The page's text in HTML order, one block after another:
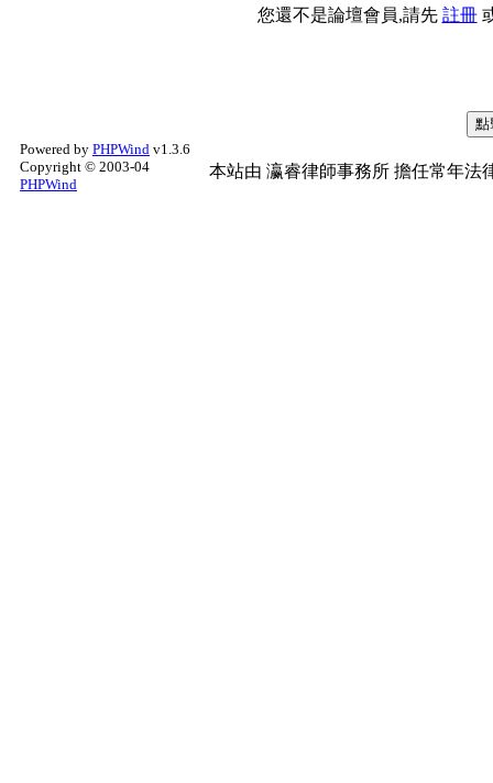
您還不是論壇會員,請先 註冊
Powered by PHPWind v1.3.6
Copyright © 2003-04
PHPWind
本站由 瀛睿律師事務所 擔任常年法